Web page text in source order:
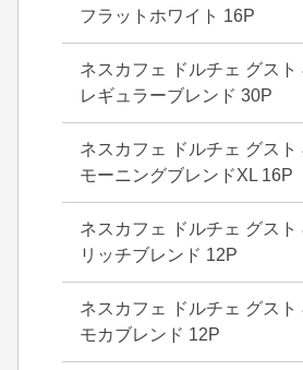
フラットホワイト 16P
ネスカフェ ドルチェ グス
レギュラーブレンド 30P
ネスカフェ ドルチェ グス
モーニングブレンドXL 16P
ネスカフェ ドルチェ グス
リッチブレンド 12P
ネスカフェ ドルチェ グス
モカブレンド 12P